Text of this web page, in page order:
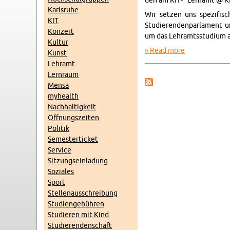
Karl­sruhe
KIT
Konz­ert
Kul­tur
Kunst
Lehramt
Lern­raum
Mensa
my­health
Nach­haltigkeit
Öff­nungszeiten
Poli­tik
Se­mes­terticket
Ser­vice
Sitzung­sein­ladung
Soziales
Sport
Stel­lenauss­chrei­bung
Stu­di­engebühren
Studieren mit Kind
Studieren­den­schaft
Wir set­zen uns
Studieren­den­par­la­ment
um das Lehramtsstudium
Read more